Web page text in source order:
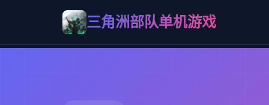
三角洲部队单机游戏